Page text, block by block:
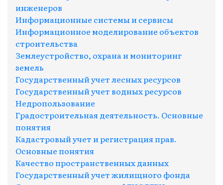
инженеров
Информационные системы и сервисы
Информационное моделирование объектов
строительства
Землеустройство, охрана и мониторинг
земель
Государственный учет лесных ресурсов
Государственный учет водных ресурсов
Недропользование
Градостроительная деятельность. Основные
понятия
Кадастровый учет и регистрация прав.
Основные понятия
Качество пространственных данных
Государственный учет жилищного фонда